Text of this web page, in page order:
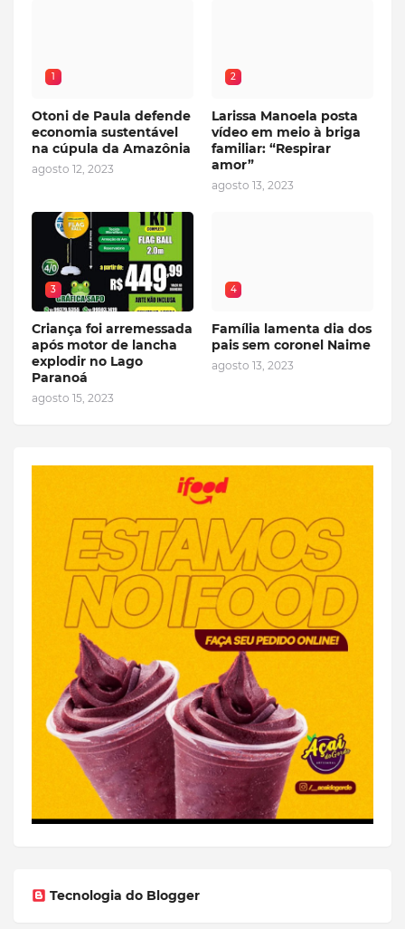
1
Otoni de Paula defende
economia sustentável
na cúpula da Amazônia
agosto 12, 2023
2
Larissa Manoela posta
vídeo em meio à briga
familiar: “Respirar
amor”
agosto 13, 2023
3
Criança foi arremessada
após motor de lancha
explodir no Lago
Paranoá
agosto 15, 2023
4
Família lamenta dia dos
pais sem coronel Naime
agosto 13, 2023
Tecnologia do Blogger